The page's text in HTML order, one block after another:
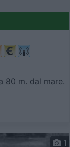
80 m. dal mare.
1